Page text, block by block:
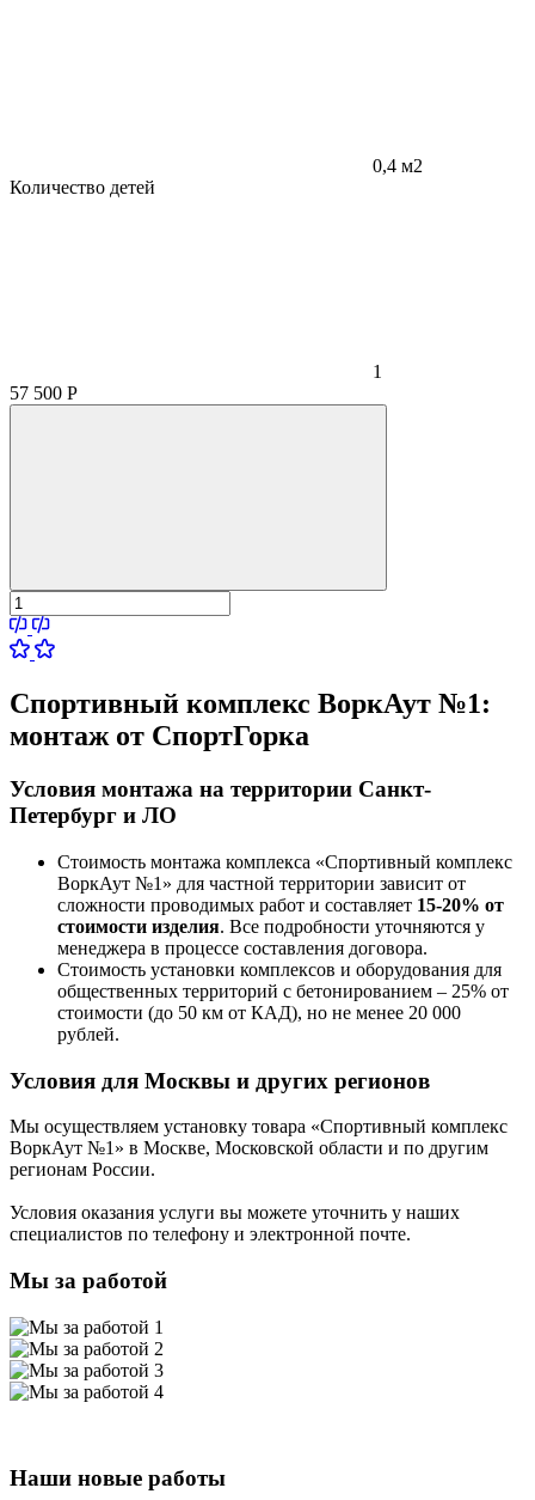
0,4 м2
Количество детей
1
57 500 Р
Спортивный комплекс ВоркАут №1:
монтаж от СпортГорка
Условия монтажа на территории Санкт-
Петербург и ЛО
Стоимость монтажа комплекса «Спортивный комплекс
ВоркАут №1» для частной территории зависит от
сложности проводимых работ и составляет 15-20% от
стоимости изделия. Все подробности уточняются у
менеджера в процессе составления договора.
Стоимость установки комплексов и оборудования для
общественных территорий с бетонированием – 25% от
стоимости (до 50 км от КАД), но не менее 20 000
рублей.
Условия для Москвы и других регионов
Мы осуществляем установку товара «Спортивный комплекс
ВоркАут №1» в Москве, Московской области и по другим
регионам России.
Условия оказания услуги вы можете уточнить у наших
специалистов по телефону и электронной почте.
Мы за работой
Наши новые работы